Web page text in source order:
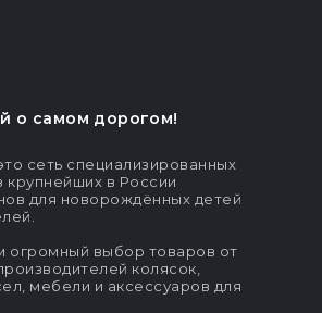
о самом дорогом!
сеть специализированных
крупнейших в России
для новорождённых детей
огромный выбор товаров от
колясок,
мебели и аксессуаров для